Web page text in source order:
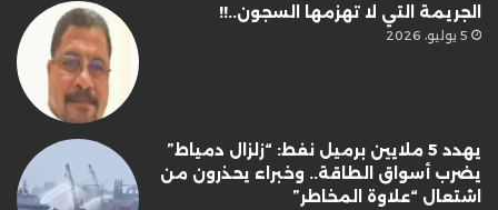
الجريمة التي لا تهزمها السجون..!!
5 يوليو، 2026
يهدد 5 ملايين برميل نفط: “زلزال دمياط”
يضرب أسواق الطاقة.. وخبراء يحذرون من
اشتعال “علاوة المخاطر”